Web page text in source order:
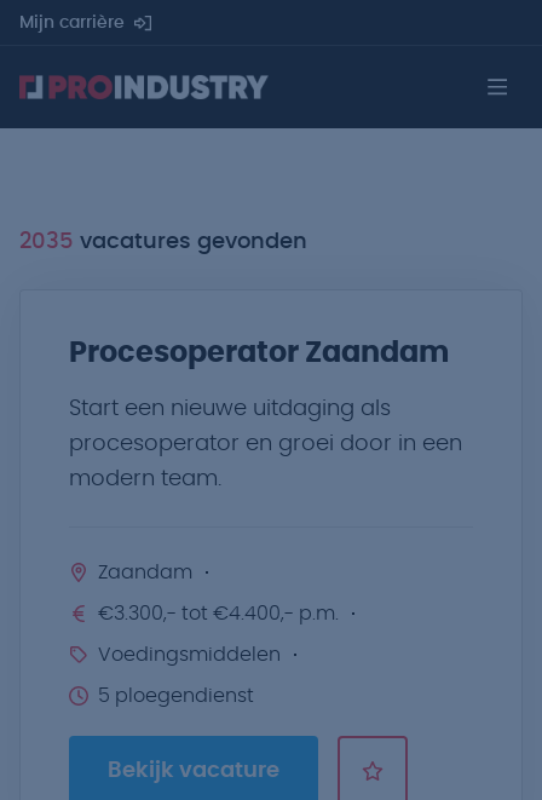
Mijn carrière
2035 vacatures gevonden
Procesoperator Zaandam
Start een nieuwe uitdaging als
procesoperator en groei door in een
modern team.
Zaandam
€3.300,- tot €4.400,- p.m.
Voedingsmiddelen
5 ploegendienst
Bekijk vacature